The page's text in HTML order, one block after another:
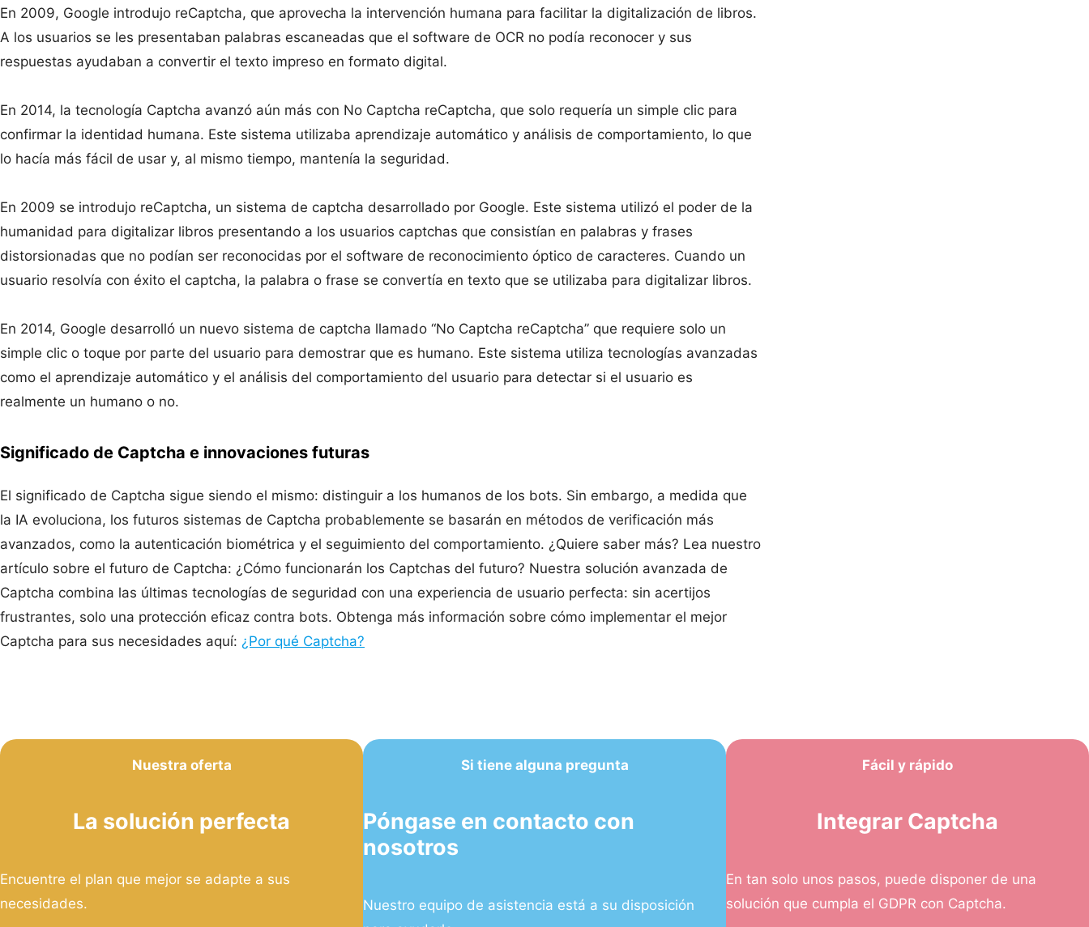
En 2009, Google introdujo reCaptcha, que aprovecha la intervención humana para facilitar la digitalización de libros.
A los usuarios se les presentaban palabras escaneadas que el software de OCR no podía reconocer y sus
respuestas ayudaban a convertir el texto impreso en formato digital.
En 2014, la tecnología Captcha avanzó aún más con No Captcha reCaptcha, que solo requería un simple clic para
confirmar la identidad humana. Este sistema utilizaba aprendizaje automático y análisis de comportamiento, lo que
lo hacía más fácil de usar y, al mismo tiempo, mantenía la seguridad.
En 2009 se introdujo reCaptcha, un sistema de captcha desarrollado por Google. Este sistema utilizó el poder de la
humanidad para digitalizar libros presentando a los usuarios captchas que consistían en palabras y frases
distorsionadas que no podían ser reconocidas por el software de reconocimiento óptico de caracteres. Cuando un
usuario resolvía con éxito el captcha, la palabra o frase se convertía en texto que se utilizaba para digitalizar libros.
En 2014, Google desarrolló un nuevo sistema de captcha llamado “No Captcha reCaptcha” que requiere solo un
simple clic o toque por parte del usuario para demostrar que es humano. Este sistema utiliza tecnologías avanzadas
como el aprendizaje automático y el análisis del comportamiento del usuario para detectar si el usuario es
realmente un humano o no.
Significado de Captcha e innovaciones futuras
El significado de Captcha sigue siendo el mismo: distinguir a los humanos de los bots. Sin embargo, a medida que
la IA evoluciona, los futuros sistemas de Captcha probablemente se basarán en métodos de verificación más
avanzados, como la autenticación biométrica y el seguimiento del comportamiento. ¿Quiere saber más? Lea nuestro
artículo sobre el futuro de Captcha: ¿Cómo funcionarán los Captchas del futuro? Nuestra solución avanzada de
Captcha combina las últimas tecnologías de seguridad con una experiencia de usuario perfecta: sin acertijos
frustrantes, solo una protección eficaz contra bots. Obtenga más información sobre cómo implementar el mejor
Captcha para sus necesidades aquí: ¿Por qué Captcha?
Nuestra oferta
La solución perfecta
Encuentre el plan que mejor se adapte a sus
necesidades.
Si tiene alguna pregunta
Póngase en contacto con
nosotros
Nuestro equipo de asistencia está a su disposición
Fácil y rápido
Integrar Captcha
En tan solo unos pasos, puede disponer de una
solución que cumpla el GDPR con Captcha.